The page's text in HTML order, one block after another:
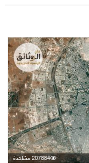
207884 مشاهدة